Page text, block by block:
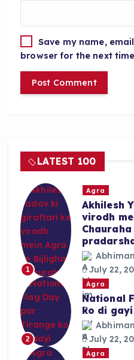
Save my name,
browser for the next
LATEST 100
1
Agra
Akhilesh
virodh
July 22,
2
Agra
National
ko di
July 22,
Agra